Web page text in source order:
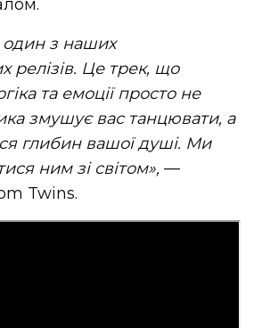
з наших
релізів. Це трек, що
та емоції просто не
змушує вас танцювати, а
глибин вашої душі. Ми
ним зі світом», —
Twins.